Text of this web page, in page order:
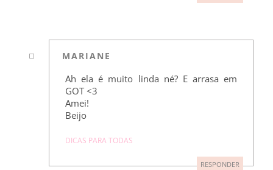
MARIANE
Ah ela é muito linda né? E arrasa em
GOT <3
Amei!
Beijo
DICAS PARA TODAS
RESPONDER